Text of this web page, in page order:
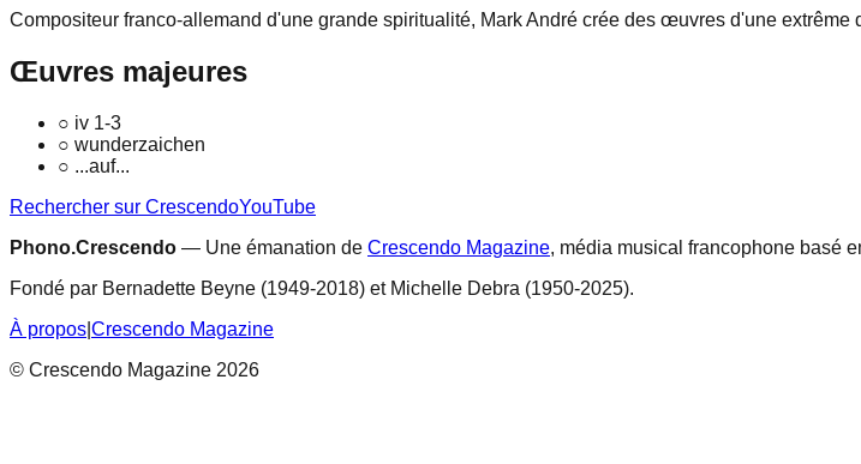
Compositeur franco-allemand d'une grande spiritualité, Mark André crée des œuvres d'une
Œuvres majeures
○ iv 1-3
○ wunderzaichen
○ ...auf...
Rechercher sur CrescendoYouTube
Phono.Crescendo — Une émanation de Crescendo Magazine, média musical francophone basé
Fondé par Bernadette Beyne (1949-2018) et Michelle Debra (1950-2025).
À propos Crescendo Magazine
© Crescendo Magazine 2026